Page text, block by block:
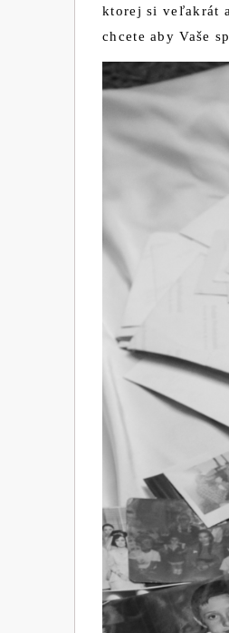
ktorej si veľakrát
chcete aby Vaše